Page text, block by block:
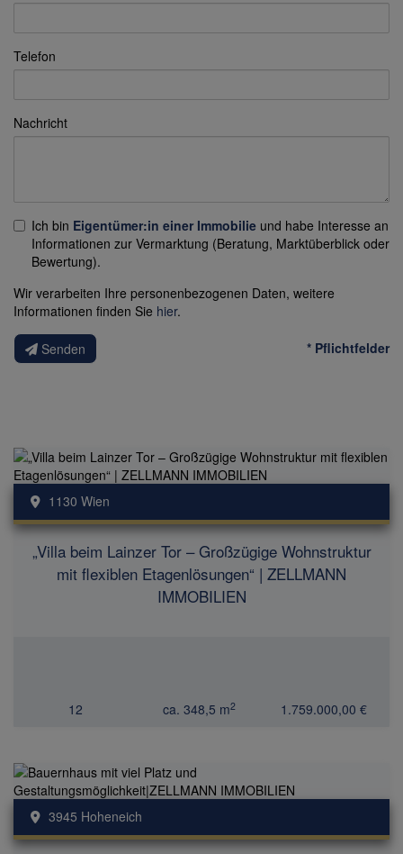
Telefon
Nachricht
Ich bin Eigentümer:in einer Immobilie und habe Interesse an
Informationen zur Vermarktung (Beratung, Marktüberblick oder
Bewertung).
Wir verarbeiten Ihre personenbezogenen Daten, weitere
Informationen finden Sie hier.
Senden * Pflichtfelder
„Villa beim Lainzer Tor – Großzügige Wohnstruktur
mit flexiblen Etagenlösungen“ | ZELLMANN
IMMOBILIEN
1130 Wien
12 ca. 348,5 m2 1.759.000,00 €
3945 Hoheneich